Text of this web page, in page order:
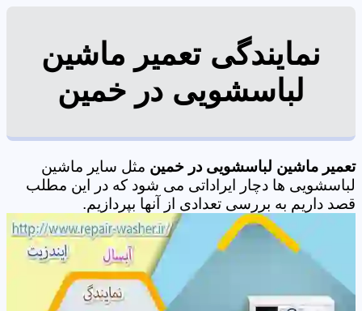
نمایندگی تعمیر ماشین
لباسشویی در خمین
تعمیر ماشین لباسشویی در خمین مثل سایر ماشین
لباسشویی ها دچار ایراداتی می شود که در این مطلب
قصد داریم به بررسی تعدادی از آنها بپردازیم.